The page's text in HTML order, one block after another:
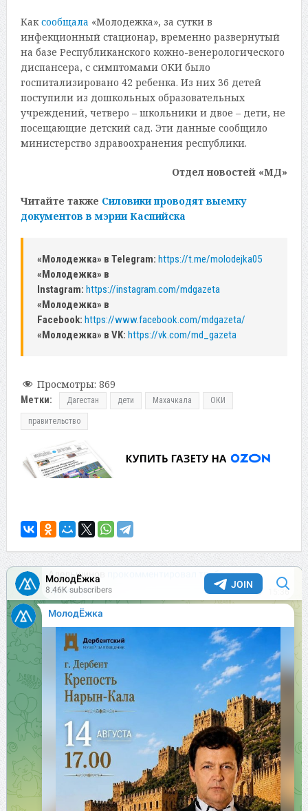
Каксообщала «Молодежка», за сутки в
инфекционный стационар, временно развернутый
на базе Республиканского кожно-венерологического
диспансера, с симптомами ОКИ было
госпитализировано 42 ребенка. Из них 36 детей
поступили из дошкольных образовательных
учреждений, четверо – школьники и двое – дети, не
посещающие детский сад. Эти данные сообщило
министерство здравоохранения республики.
Отдел новостей «МД»
Читайте также Силовики проводят выемку
документов в мэрии Каспийска
«Молодежка» в Telegram: https://t.me/molodejka05
«Молодежка» в
Instagram: https://instagram.com/mdgazeta
«Молодежка» в
Facebook: https://www.facebook.com/mdgazeta/
«Молодежка» в VK: https://vk.com/md_gazeta
Просмотры: 869
Метки: Дагестан дети Махачкала ОКИ
правительство